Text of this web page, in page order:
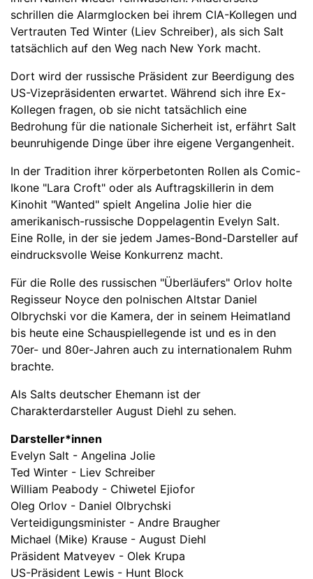
schrillen die Alarmglocken bei ihrem CIA-Kollegen und
Vertrauten Ted Winter (Liev Schreiber), als sich Salt
tatsächlich auf den Weg nach New York macht.
Dort wird der russische Präsident zur Beerdigung des
US-Vizepräsidenten erwartet. Während sich ihre Ex-
Kollegen fragen, ob sie nicht tatsächlich eine
Bedrohung für die nationale Sicherheit ist, erfährt Salt
beunruhigende Dinge über ihre eigene Vergangenheit.
In der Tradition ihrer körperbetonten Rollen als Comic-
Ikone "Lara Croft" oder als Auftragskillerin in dem
Kinohit "Wanted" spielt Angelina Jolie hier die
amerikanisch-russische Doppelagentin Evelyn Salt.
Eine Rolle, in der sie jedem James-Bond-Darsteller auf
eindrucksvolle Weise Konkurrenz macht.
Für die Rolle des russischen "Überläufers" Orlov holte
Regisseur Noyce den polnischen Altstar Daniel
Olbrychski vor die Kamera, der in seinem Heimatland
bis heute eine Schauspiellegende ist und es in den
70er- und 80er-Jahren auch zu internationalem Ruhm
brachte.
Als Salts deutscher Ehemann ist der
Charakterdarsteller August Diehl zu sehen.
Darsteller*innen
Evelyn Salt - Angelina Jolie
Ted Winter - Liev Schreiber
William Peabody - Chiwetel Ejiofor
Oleg Orlov - Daniel Olbrychski
Verteidigungsminister - Andre Braugher
Michael (Mike) Krause - August Diehl
Präsident Matveyev - Olek Krupa
US-Präsident Lewis - Hunt Block